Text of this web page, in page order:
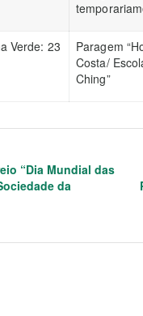
Verde: 23
Paragem
Costa/
Ching”
“Dia Mundial das
da